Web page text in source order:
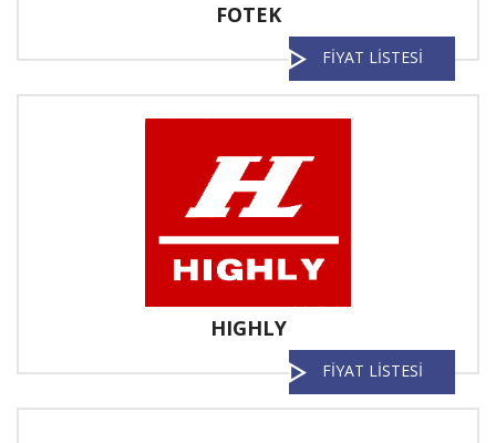
FOTEK
FİYAT LİSTESİ
HIGHLY
FİYAT LİSTESİ